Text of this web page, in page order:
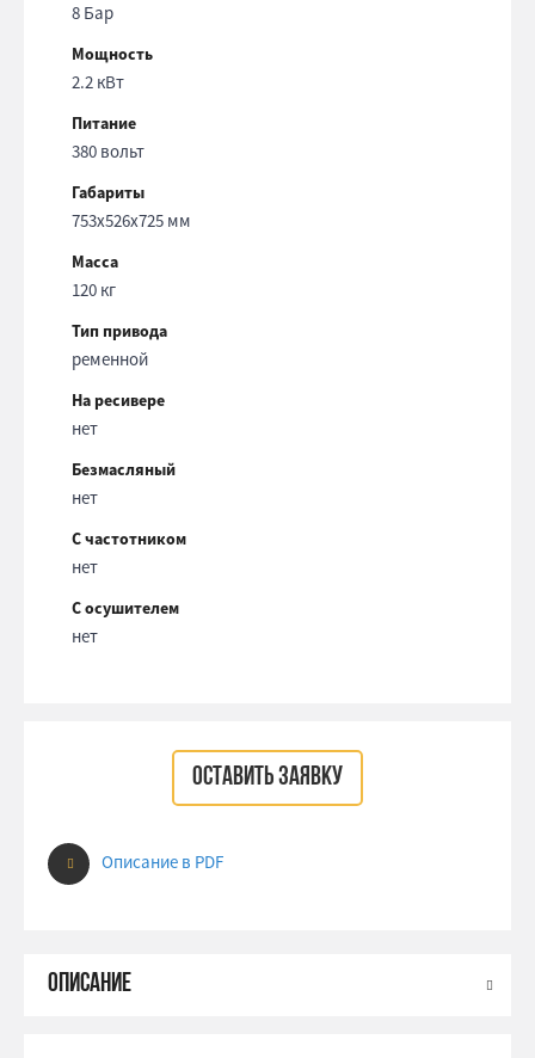
8 Бар
Мощность
2.2 кВт
Питание
380 вольт
Габариты
753x526x725 мм
Масса
120 кг
Тип привода
ременной
На ресивере
нет
Безмасляный
нет
С частотником
нет
С осушителем
нет
ОСТАВИТЬ ЗАЯВКУ
Описание в PDF